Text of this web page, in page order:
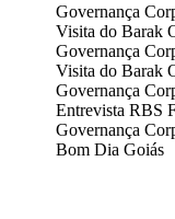
Governança
Visita do Barak
Governança
Visita do Barak
Governança
Entrevista RBS
Governança
Bom Dia Goiás